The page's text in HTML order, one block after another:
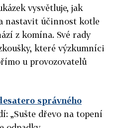
vysvětluje, jak
nastavit účinnost kotle
z komína. Své rady
které výzkumníci
u provozovatelů
správného
„Sušte dřevo na topení